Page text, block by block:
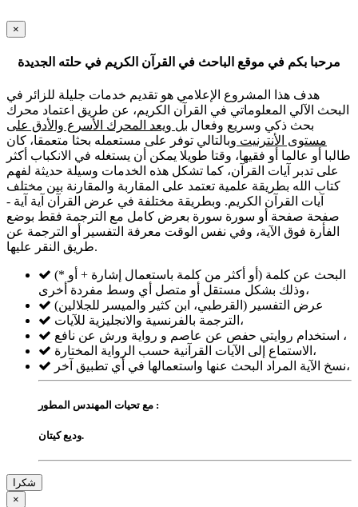
×
مرحبا بكم في موقع الباحث في القرآن الكريم في حلته الجديدة
هدف هذا المشروع الإعلامي هو تقديم خدمات جليلة للزائر في
البحث الآلي المعلوماتي في القرآن الكريم، عن طريق اعتماد محرك
بحث ذكي وسريع وفعال بل ويعد المحرك الأسرع والأدق على
مستوى الأنترنيت وبالتالي توفر على مستعمله بحثا متعمقا، كان
طالبا أو عالما أو فقيها، وقتا طويلا يمكن أن يستغله في الانكباب أكثر
على تدبر آيات القرآن، كما تشكل هذه الخدمات وسيلة حديثة لفهم
كتاب الله بطريقة علمية تعتمد على المقاربة والمقارنة بين مختلف
آيات القرآن الكريم. وبطريقة مختلفة في عرض القرآن آية آية -
صفحة صفحة أو سورة سورة بعرض كامل مع الترجمة فقط بوضع
الفأرة فوق الآية، وفي نفس الوقت معرفة التفسير أو الترجمة عن
طريق النقر عليها.
وذلك بشكل مستقل أو متصل أي وسط مفردة أخرى،
عرض التفسير (القرطبي، ابن كثير والميسر للجلالين)
الترجمة بالفرنسية والانجليزية للآيات،
استخدام روايتي حفص عن عاصم و رواية ورش عن نافع ،
الاستماع إلى الآيات القرآنية حسب الرواية المختارة،
نسخ الآية المراد البحث عنها واستعمالها في أي تطبيق آخر،
مع تحيات المهندس المطور :
وديع كيتان.
شكرا
×